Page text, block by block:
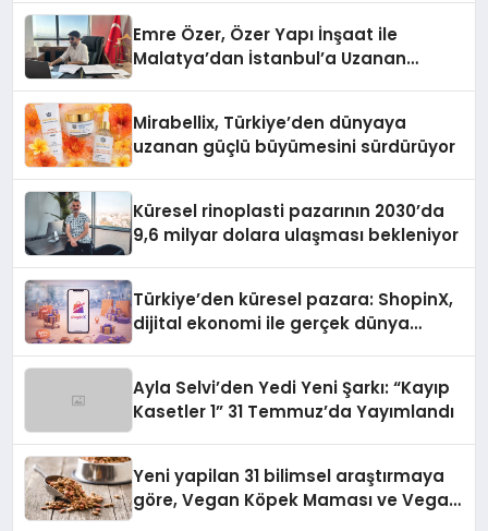
Emre Özer, Özer Yapı İnşaat ile
Malatya’dan İstanbul’a Uzanan
Mirabellix, Türkiye’den dünyaya
uzanan güçlü büyümesini sürdürüyor
Küresel rinoplasti pazarının 2030’da
9,6 milyar dolara ulaşması bekleniyor
Türkiye’den küresel pazara: ShopinX,
dijital ekonomi ile gerçek dünya
Ayla Selvi’den Yedi Yeni Şarkı: “Kayıp
Kasetler 1” 31 Temmuz’da Yayımlandı
Yeni yapilan 31 bilimsel araştırmaya
göre, Vegan Köpek Maması ve Vegan